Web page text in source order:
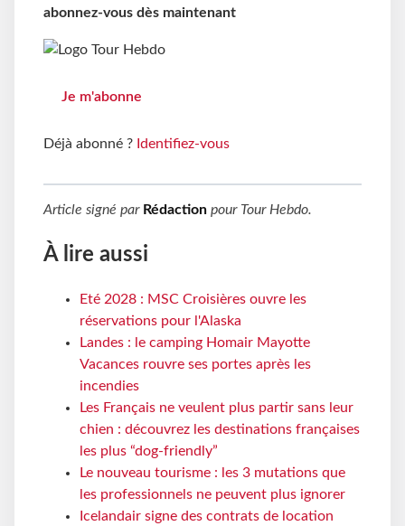
abonnez-vous dès maintenant
Je m'abonne
Déjà abonné ? Identifiez-vous
Article signé par Rédaction pour Tour Hebdo.
À lire aussi
Eté 2028 : MSC Croisières ouvre les
réservations pour l'Alaska
Landes : le camping Homair Mayotte
Vacances rouvre ses portes après les
incendies
Les Français ne veulent plus partir sans leur
chien : découvrez les destinations françaises
les plus “dog-friendly”
Le nouveau tourisme : les 3 mutations que
les professionnels ne peuvent plus ignorer
Icelandair signe des contrats de location